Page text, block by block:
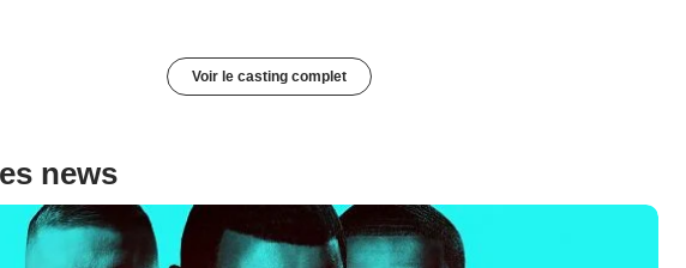
Voir le casting complet
news